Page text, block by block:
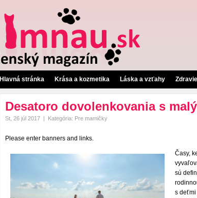
Hlavná stránka Krása a kozmetika Láska a vzťahy Zdravie
Desatoro dovolenkovania s
St, 26 júl 2017 | Kategória: Pre mamičky
Please enter banners and links.
Časy,
sú
s deťmi